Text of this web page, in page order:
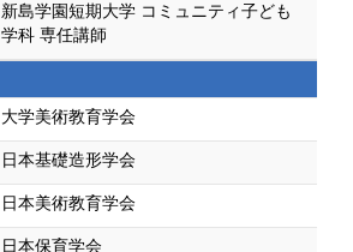
新島学園短期大学 コミュニティ子ども
学科 専任講師
大学美術教育学会
日本基礎造形学会
日本美術教育学会
日本保育学会